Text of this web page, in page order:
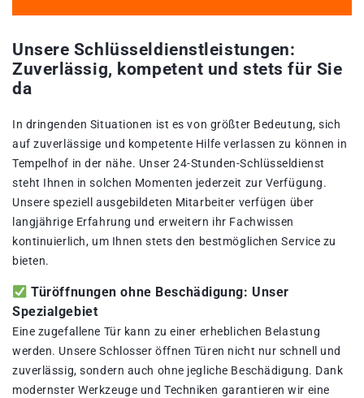
Unsere Schlüsseldienstleistungen:
Zuverlässig, kompetent und stets für Sie
da
In dringenden Situationen ist es von größter Bedeutung, sich
auf zuverlässige und kompetente Hilfe verlassen zu können in
Tempelhof in der nähe. Unser 24-Stunden-Schlüsseldienst
steht Ihnen in solchen Momenten jederzeit zur Verfügung.
Unsere speziell ausgebildeten Mitarbeiter verfügen über
langjährige Erfahrung und erweitern ihr Fachwissen
kontinuierlich, um Ihnen stets den bestmöglichen Service zu
bieten.
Türöffnungen ohne Beschädigung: Unser
Spezialgebiet
Eine zugefallene Tür kann zu einer erheblichen Belastung
werden. Unsere Schlosser öffnen Türen nicht nur schnell und
zuverlässig, sondern auch ohne jegliche Beschädigung. Dank
modernster Werkzeuge und Techniken garantieren wir eine